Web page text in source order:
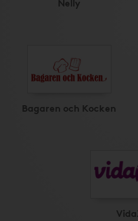
Bagaren och Kocken